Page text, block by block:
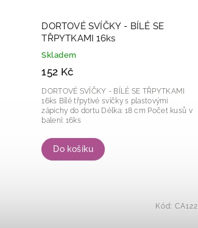
DORTOVÉ SVÍČKY - BÍLÉ SE
TŘPYTKAMI 16ks
Skladem
152 Kč
Do košíku
DORTOVÉ SVÍČKY - BÍLÉ SE TŘPYTKAMI
16ks Bílé třpytivé svíčky s plastovými
zápichy do dortu Délka: 18 cm Počet kusů v
balení: 16ks
Kód: CA122